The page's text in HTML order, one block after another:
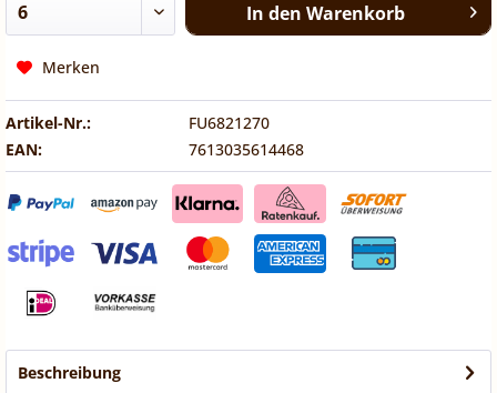
In den Warenkorb
Merken
Artikel-Nr.:
FU6821270
EAN:
7613035614468
Beschreibung